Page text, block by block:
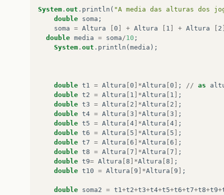
System . out . println ( "A media das alturas dos
double soma ;
soma = Altura 0 + Altura 1 + Altura 2
double media = soma/10 ;
System . out . println ( media );
double t1 = Altura 0 ]*Altura 0 ; // as
double t2 = Altura 1 ]*Altura 1
;
double t3 = Altura 2 ]*Altura 2
;
double t4 = Altura 3 ]*Altura 3
;
double t5 = Altura 4 ]*Altura 4
;
double t6 = Altura 5 ]*Altura 5
;
double t7 = Altura 6 ]*Altura 6
;
double t8 = Altura 7 ]*Altura 7
;
double t9= Altura 8 ]*Altura 8
;
double t10 = Altura 9 ]*Altura 9 ;
double soma2 = t1+t2+t3+t4+t5+t6+t7+t8+t9+